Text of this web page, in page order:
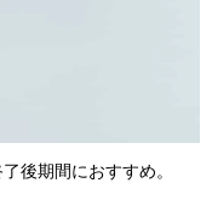
後期間におすすめ。